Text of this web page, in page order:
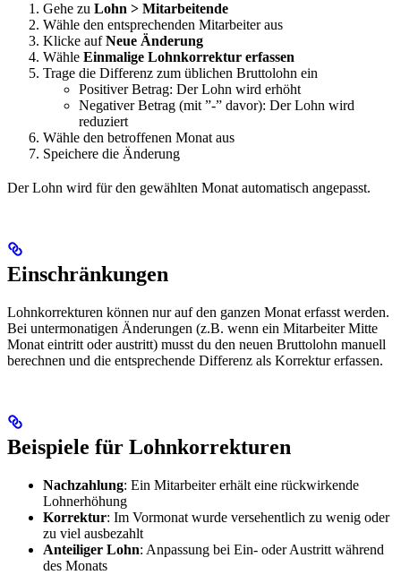
Gehe zu Lohn > Mitarbeitende
Wähle den entsprechenden Mitarbeiter aus
Klicke aufNeue Änderung
Wähle Einmalige Lohnkorrektur erfassen
Trage die Differenz zum üblichen Bruttolohn ein
Positiver Betrag: Der Lohn wird erhöht
Negativer Betrag (mit ”-” davor): Der Lohn wird
reduziert
Wähle den betroffenen Monat aus
Speichere die Änderung
Der Lohn wird für den gewählten Monat automatisch angepasst.
Einschränkungen
Lohnkorrekturen können nur auf den ganzen Monat erfasst werden.
Bei untermonatigen Änderungen (z.B. wenn ein Mitarbeiter Mitte
Monat eintritt oder austritt) musst du den neuen Bruttolohn manuell
berechnen und die entsprechende Differenz als Korrektur erfassen.
Beispiele für Lohnkorrekturen
Nachzahlung: Ein Mitarbeiter erhält eine rückwirkende
Lohnerhöhung
Korrektur: Im Vormonat wurde versehentlich zu wenig oder
zu viel ausbezahlt
Anteiliger Lohn: Anpassung bei Ein- oder Austritt während
des Monats